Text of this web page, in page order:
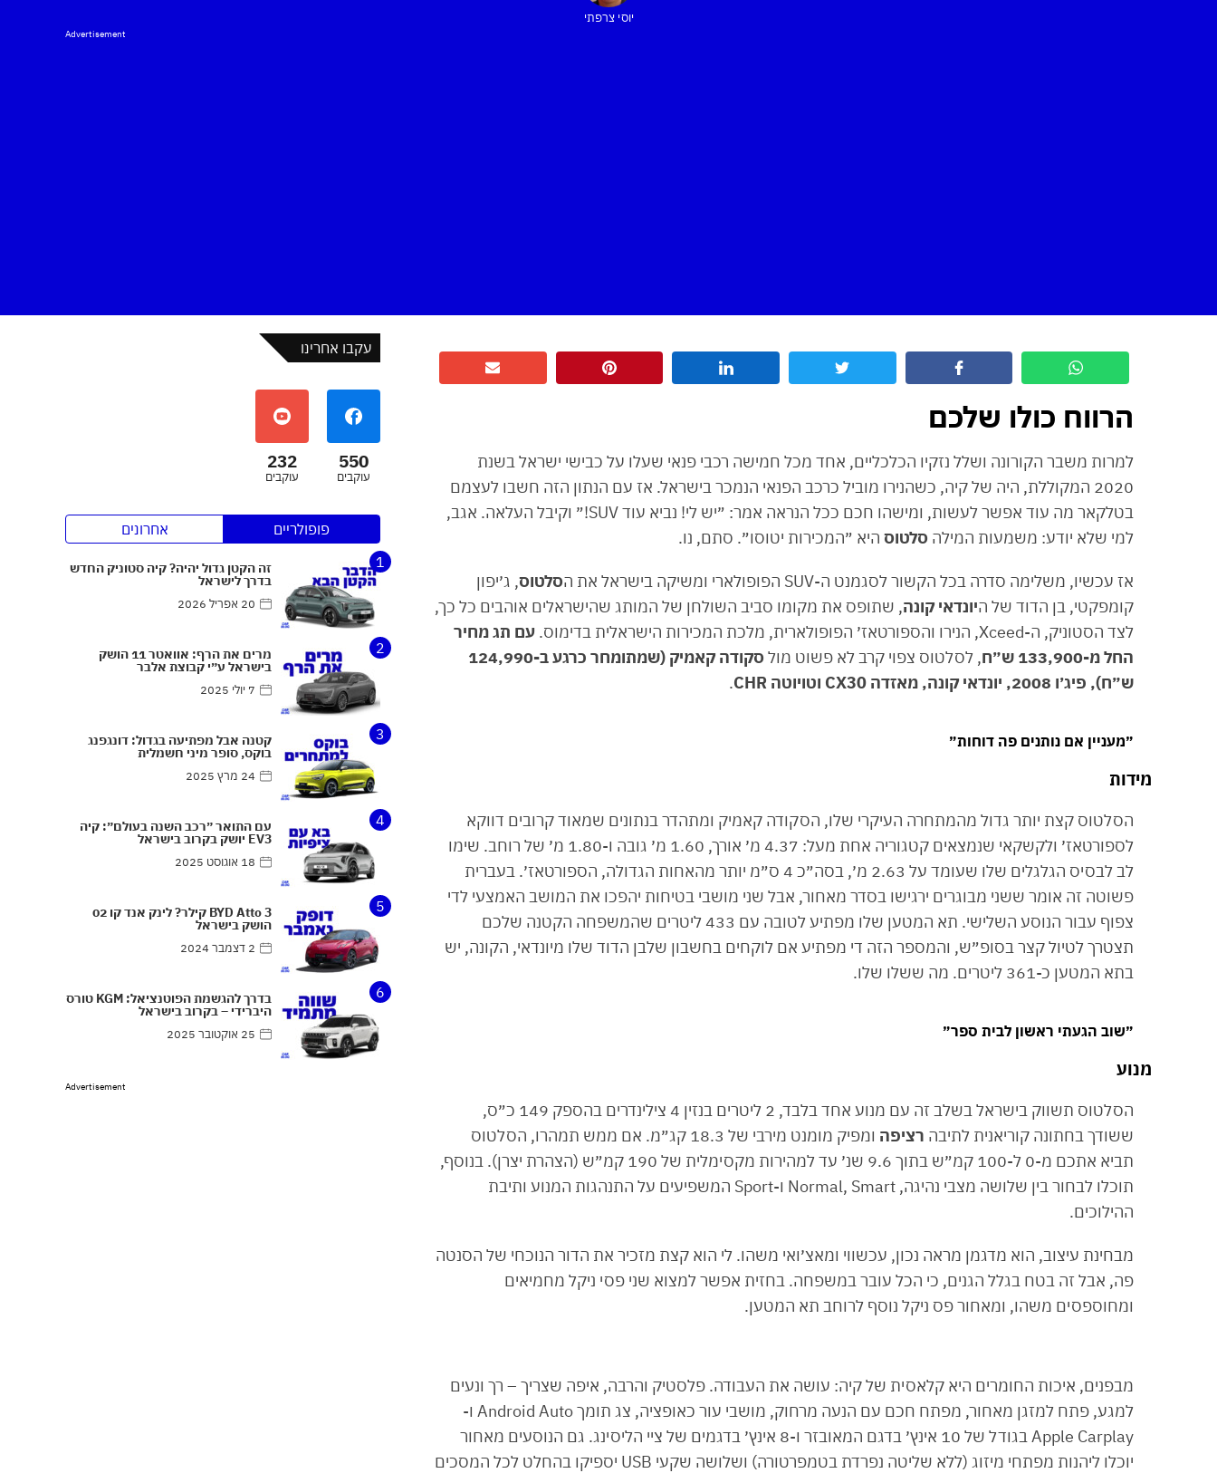
יוסי צרפתי
Advertisement
הרווח כולו שלכם
למרות משבר הקורונה ושלל נזקיו הכלכליים, אחד מכל חמישה רכבי פנאי שעלו על כבישי ישראל בשנת
2020 המקוללת, היה של קיה, כשהנירו מוביל כרכב הפנאי הנמכר בישראל. אז עם הנתון הזה חשבו לעצמם
בטלקאר מה עוד אפשר לעשות, ומישהו חכם ככל הנראה אמר: ״יש לי! נביא עוד SUV!״ וקיבל העלאה. אגב,
למי שלא יודע: משמעות המילה סלטוס היא ״המכירות יטוסו״. סתם, נו.
אז עכשיו, משלימה סדרה בכל הקשור לסגמנט ה-SUV הפופולארי ומשיקה בישראל את ה סלטוס, ג׳יפון
קומפקטי, בן הדוד של היונדאי קונה, שתופס את מקומו סביב השולחן של המותג שהישראלים אוהבים כל כך,
לצד הסטוניק, ה-Xceed, הנירו והספורטאז׳ הפופולארית, מלכת המכירות הישראלית בדימוס.
עם תג מחיר
החל מ-133,900 ש״ח
, לסלטוס צפוי קרב לא פשוט מול
סקודה קאמיק (שמתומחר כרגע ב-124,990
ש״ח), פיג׳ו 2008, יונדאי קונה, מאזדה CX30 וטויוטה CHR
.
״מעניין אם נותנים פה דוחות״
מידות
הסלטוס קצת יותר גדול מהמתחרה העיקרי שלו, הסקודה קאמיק ומתהדר בנתונים שמאוד קרובים דווקא
לספורטאז׳ ולקשקאי שנמצאים קטגוריה אחת מעל: 4.37 מ׳ אורך, 1.60 מ׳ גובה ו-1.80 מ׳ של רוחב. שימו
לב לבסיס הגלגלים שלו שעומד על 2.63 מ׳, בסה״כ 4 ס״מ יותר מהאחות הגדולה, הספורטאז׳. בעברית
פשוטה זה אומר ששני מבוגרים ירגישו בסדר מאחור, אבל שני מושבי בטיחות יהפכו את המושב האמצעי לדי
צפוף עבור הנוסע השלישי. תא המטען שלו מפתיע לטובה עם 433 ליטרים שהמשפחה הקטנה שלכם
תצטרך לטיול קצר בסופ״ש, והמספר הזה די מפתיע אם לוקחים בחשבון שלבן הדוד שלו מיונדאי, הקונה, יש
בתא המטען כ-361 ליטרים. מה ששלו שלו.
״שוב הגעתי ראשון לבית ספר״
מנוע
הסלטוס תשווק בישראל בשלב זה עם מנוע אחד בלבד, 2 ליטרים בנזין 4 צילינדרים בהספק 149 כ״ס,
ששודך בחתונה קוריאנית לתיבה רציפה
ומפיק מומנט מירבי של 18.3 קג״מ. אם ממש תמהרו, הסלטוס
תביא אתכם מ-0 ל-100 קמ״ש בתוך 9.6 שנ׳ עד למהירות מקסימלית של 190 קמ״ש (הצהרת יצרן). בנוסף,
תוכלו לבחור בין שלושה מצבי נהיגה, Normal, Smart ו-Sport המשפיעים על התנהגות המנוע ותיבת
ההילוכים.
מבחינת עיצוב, הוא מדגמן מראה נכון, עכשווי ומאצ׳ואי משהו. לי הוא קצת מזכיר את הדור הנוכחי של הסנטה
פה, אבל זה בטח בגלל הגנים, כי הכל עובר במשפחה. בחזית אפשר למצוא שני פסי ניקל מחמיאים
ומחוספסים משהו, ומאחור פס ניקל נוסף לרוחב תא המטען.
מבפנים, איכות החומרים היא קלאסית של קיה: עושה את העבודה. פלסטיק והרבה, איפה שצריך – רך ונעים
למגע, פתח למזגן מאחור, מפתח חכם עם הנעה מרחוק, מושבי עור כאופציה, צג תומך Android Auto ו-
Apple Carplay בגודל של 10 אינץ׳ בדגם המאובזר ו-8 אינץ׳ בדגמים של ציי הליסינג. גם הנוסעים מאחור
יוכלו ליהנות מפתחי מיזוג (ללא שליטה נפרדת בטמפרטורה) ושלושה שקעי USB יספיקו בהחלט לכל המסכים
עקבו אחרינו
550
עוקבים
232
עוקבים
פופולריים
אחרונים
1
זה הקטן גדול יהיה? קיה סטוניק החדש
בדרך לישראל
20 אפריל 2026
2 מרים את הרף: אוואטר 11 הושק
בישראל ע״י קבוצת אלבר
7 יולי 2025
3 קטנה אבל מפתיעה בגדול: דונגפנג
בוקס, סופר מיני חשמלית
24 מרץ 2025
4 עם התואר ״רכב השנה בעולם״: קיה
EV3 יושק בקרוב בישראל
18 אוגוסט 2025
5 BYD Atto 3 קילר? לינק אנד קו 02
הושק בישראל
2 דצמבר 2024
6 בדרך להגשמת הפוטנציאל: KGM טורס
היברידי – בקרוב בישראל
25 אוקטובר 2025
Advertisement